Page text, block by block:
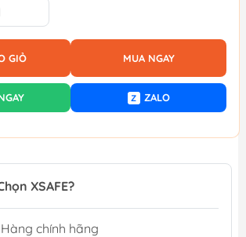
GIỎ MUA NGAY
Z ZALO
XSAFE?
Hàng chính hãng